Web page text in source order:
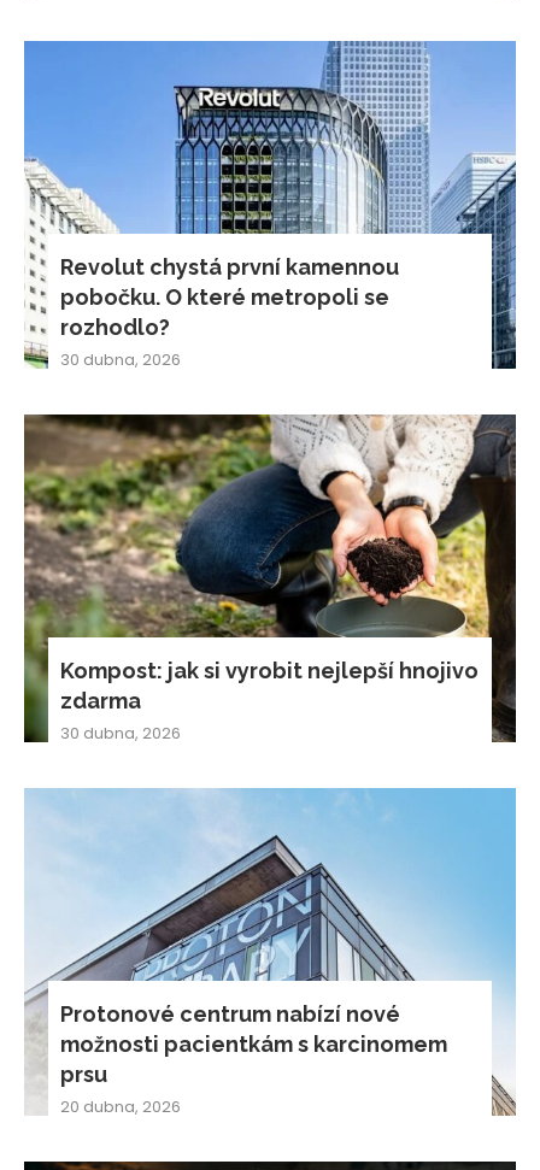
Revolut chystá první kamennou
pobočku. O které metropoli se
rozhodlo?
30 dubna, 2026
Kompost: jak si vyrobit nejlepší hnojivo
zdarma
30 dubna, 2026
Protonové centrum nabízí nové
možnosti pacientkám s karcinomem
prsu
20 dubna, 2026